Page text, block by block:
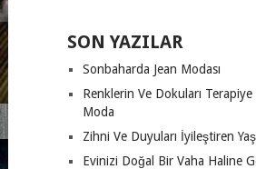
SON YAZILAR
Sonbaharda Jean Modası
Renklerin Ve Dokuları
Moda
Zihni Ve Duyuları İyileştiren
Evinizi Doğal Bir Vaha Haline